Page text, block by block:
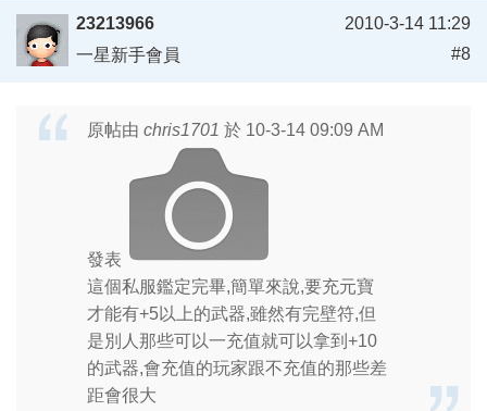
23213966
一星新手會員
2010-3-14 11:29
#8
原帖由 chris1701 於 10-3-14 09:09 AM
發表
這個私服鑑定完畢,簡單來說,要充元寶
才能有+5以上的武器,雖然有完壁符,但
是別人那些可以一充值就可以拿到+10
的武器,會充值的玩家跟不充值的那些差
距會很大